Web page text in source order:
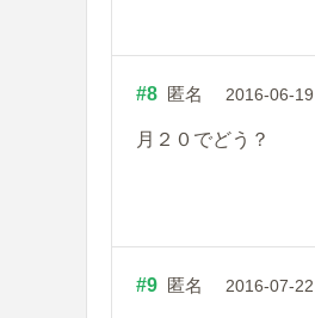
#8 匿名 2016-06-
月２０でどう？
#9 匿名 2016-07-